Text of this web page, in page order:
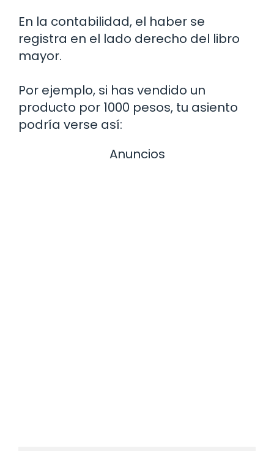
En la contabilidad, el haber se
registra en el lado derecho del libro
mayor.
Por ejemplo, si has vendido un
producto por 1000 pesos, tu asiento
podría verse así:
Anuncios